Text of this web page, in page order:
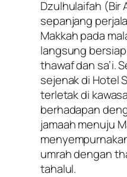
Dzulhulaifah (Bir
sepanjang
Makkah pada
langsung
thawaf dan sa’i.
sejenak di Hotel
terletak di
berhadapan
jamaah menuju
umrah dengan
tahalul.